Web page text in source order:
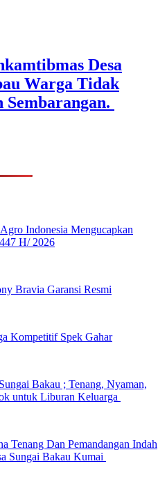
Desa
Warga Tidak
Indonesia Mengucapkan
H/ 2026
Bravia Garansi Resmi
Kompetitif Spek Gahar
Bakau ; Tenang, Nyaman,
untuk Liburan Keluarga
Tenang Dan Pemandangan Indah
Sungai Bakau Kumai